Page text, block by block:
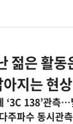
젊은 활동
지는 현
‘3C 138’관측
주파수 동시관